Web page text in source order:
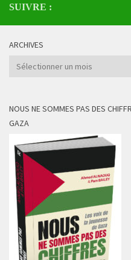
SUIVRE :
ARCHIVES
Archives
NOUS NE SOMMES PAS DES
GAZA